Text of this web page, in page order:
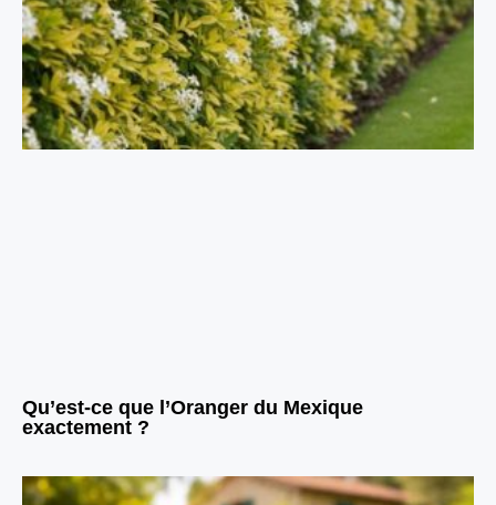
Qu’est-ce que l’Oranger du Mexique
exactement ?